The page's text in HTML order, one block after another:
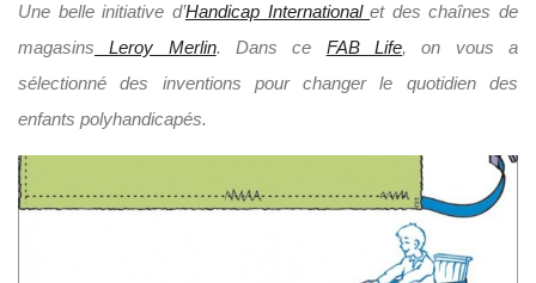
Une belle initiative d’Handicap Internationalet des chaînes de
magasins Leroy Merlin. Dans ce FAB Life, on vous a
sélectionné des inventions pour changer le quotidien des
enfants polyhandicapés.